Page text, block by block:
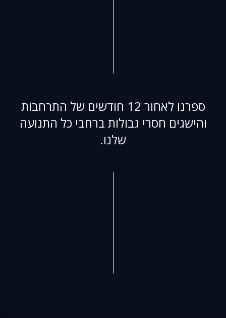
ספרנו לאחור 12 חודשים של התרחבות
והישגים חסרי גבולות ברחבי כל התנועה
שלנו.